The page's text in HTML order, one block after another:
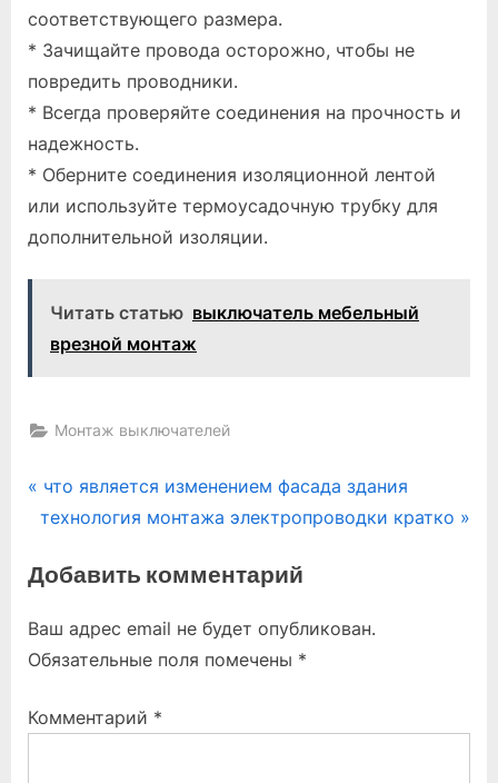
соответствующего размера.
* Зачищайте провода осторожно, чтобы не
повредить проводники.
* Всегда проверяйте соединения на прочность и
надежность.
* Оберните соединения изоляционной лентой
или используйте термоусадочную трубку для
дополнительной изоляции.
Читать статью выключатель мебельный
врезной монтаж
Монтаж выключателей
Навигация
записям
P
r
v
o
u
P
что является изменением фасада здания
N
x
P
o
t
технология монтажа электропроводки кратко
Добавить комментарий
Ваш адрес email не будет опубликован.
Обязательные поля помечены *
Комментарий *